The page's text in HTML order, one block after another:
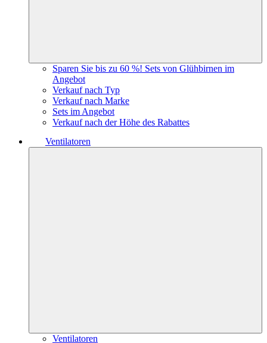
Sparen Sie bis zu 60 %! Sets von Glühbirnen im
Angebot
Verkauf nach Typ
Verkauf nach Marke
Sets im Angebot
Verkauf nach der Höhe des Rabattes
Ventilatoren
Ventilatoren